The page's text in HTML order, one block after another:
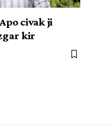
civak ji
kir